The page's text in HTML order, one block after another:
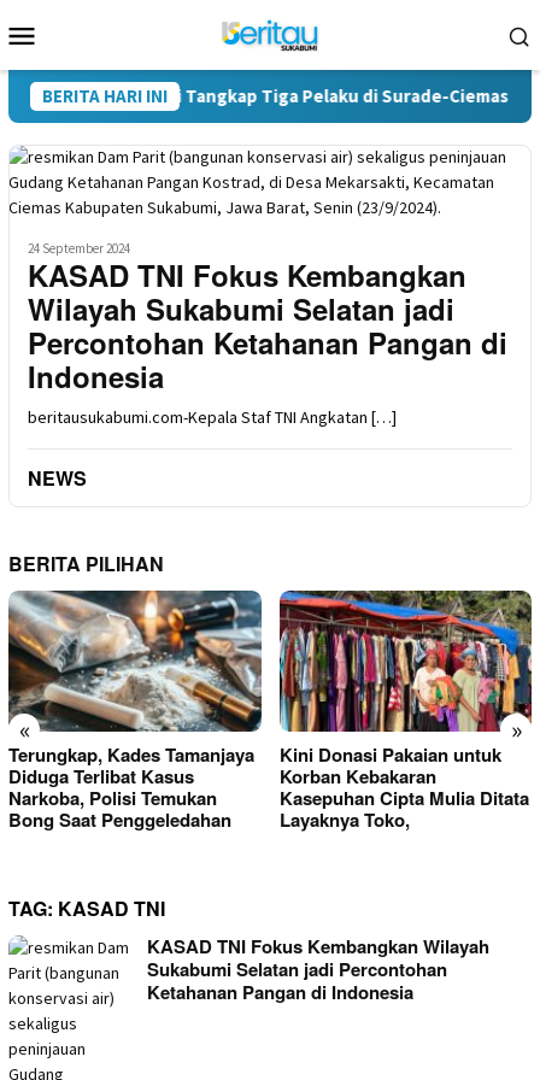
ke
Mobile
BERITA HARI INI
Sukabumi Tangkap Tiga Pelaku di Surade-Ciemas
24 September 2024
KASAD TNI Fokus Kembangkan
Wilayah Sukabumi Selatan jadi
Percontohan Ketahanan Pangan di
Indonesia
beritausukabumi.com-Kepala Staf TNI Angkatan […]
NEWS
BERITA PILIHAN
« »
Terungkap, Kades Tamanjaya
Diduga Terlibat Kasus
Narkoba, Polisi Temukan
Bong Saat Penggeledahan
Kini Donasi Pakaian untuk
Korban Kebakaran
Kasepuhan Cipta Mulia Ditata
Layaknya Toko,
TAG: KASAD TNI
KASAD TNI Fokus Kembangkan Wilayah
Sukabumi Selatan jadi Percontohan
Ketahanan Pangan di Indonesia